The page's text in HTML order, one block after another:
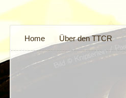
Home Über den TTCR